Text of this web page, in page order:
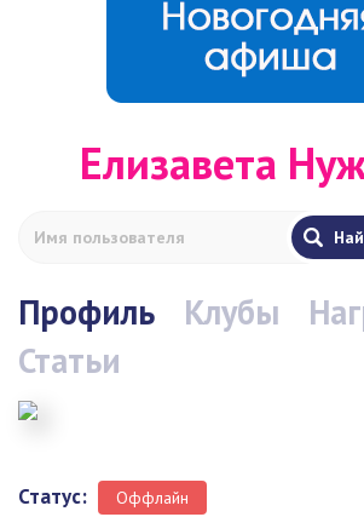
Елизавета
Профиль Клубы
Статьи
Статус: Оффлайн